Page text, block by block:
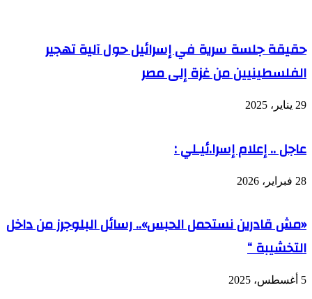
حقيقة جلسة سرية في إسرائيل حول آلية تهجير
الفلسطينيين من غزة إلى مصر
29 يناير، 2025
عاجل .. إعلام إسرا.ئيـلي :
28 فبراير، 2026
«مش قادرين نستحمل الحبس».. رسائل البلوجرز من داخل
التخشيبة “
5 أغسطس، 2025